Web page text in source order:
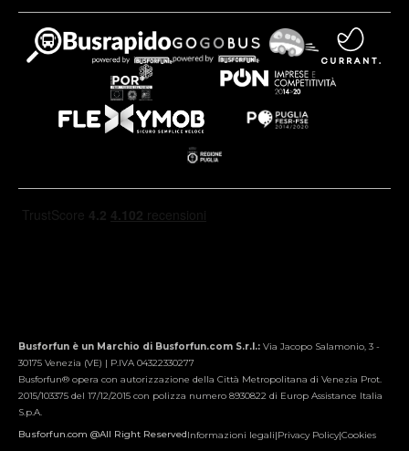
Busforfun è un Marchio di Busforfun.com S.r.l.: Via Jacopo Salamonio, 3 -
30175 Venezia (VE) | P.IVA 04322330277
Busforfun® opera con autorizzazione della Città Metropolitana di Venezia Prot.
2015/103375 del 17/12/2015 con polizza numero 8930822 di Europ Assistance Italia
S.p.A.
Busforfun.com @All Right ReservedInformazioni legali|Privacy Policy|Cookies